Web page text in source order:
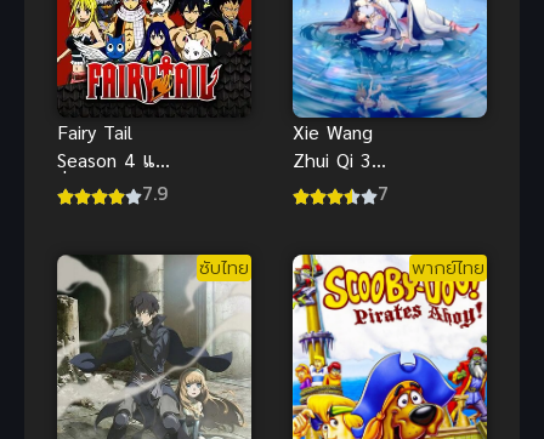
Fairy Tail
Season 4 แฟ
รี่เทล ศึกจอม
7.9
Xie Wang
Zhui Qi 3
(2020)
7
ซับไทย พากย์ไทย